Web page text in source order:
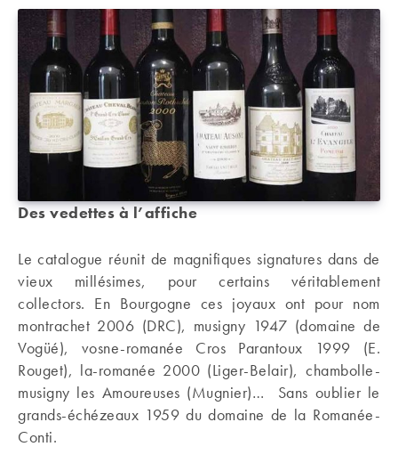
Des vedettes à l’affiche
Le catalogue réunit de magnifiques signatures dans de
vieux millésimes, pour certains véritablement
collectors. En Bourgogne ces joyaux ont pour nom
montrachet 2006 (DRC), musigny 1947 (domaine de
Vogüé), vosne-romanée Cros Parantoux 1999 (E.
Rouget), la-romanée 2000 (Liger-Belair), chambolle-
musigny les Amoureuses (Mugnier)… Sans oublier le
grands-échézeaux 1959 du domaine de la Romanée-
Conti.